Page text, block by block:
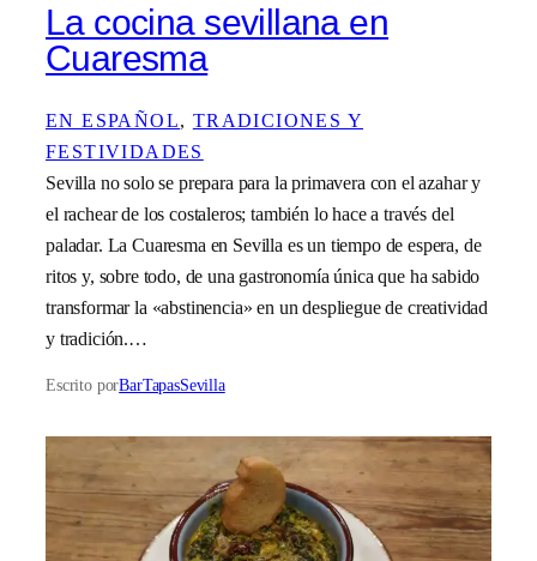
La cocina sevillana en
Cuaresma
EN ESPAÑOL, TRADICIONES Y
FESTIVIDADES
Sevilla no solo se prepara para la primavera con el azahar y
el rachear de los costaleros; también lo hace a través del
paladar. La Cuaresma en Sevilla es un tiempo de espera, de
ritos y, sobre todo, de una gastronomía única que ha sabido
transformar la «abstinencia» en un despliegue de creatividad
y tradición.…
Escrito porBarTapasSevilla